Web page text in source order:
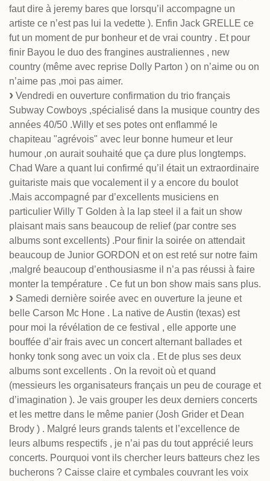
faut dire à jeremy bares que lorsqu’il accompagne un
artiste ce n’est pas lui la vedette ). Enfin Jack GRELLE ce
fut un moment de pur bonheur et de vrai country . Et pour
finir Bayou le duo des frangines australiennes , new
country (même avec reprise Dolly Parton ) on n’aime ou on
n’aime pas ,moi pas aimer.
Vendredi en ouverture confirmation du trio français
Subway Cowboys ,spécialisé dans la musique country des
années 40/50 .Willy et ses potes ont enflammé le
chapiteau "agrévois" avec leur bonne humeur et leur
humour ,on aurait souhaité que ça dure plus longtemps.
Chad Ware a quant lui confirmé qu’il était un extraordinaire
guitariste mais que vocalement il y a encore du boulot
.Mais accompagné par d’excellents musiciens en
particulier Willy T Golden à la lap steel il a fait un show
plaisant mais sans beaucoup de relief (par contre ses
albums sont excellents) .Pour finir la soirée on attendait
beaucoup de Junior GORDON et on est reté sur notre faim
,malgré beaucoup d’enthousiasme il n’a pas réussi à faire
monter la température . Ce fut un bon show mais sans plus.
Samedi dernière soirée avec en ouverture la jeune et
belle Carson Mc Hone . La native de Austin (texas) est
pour moi la révélation de ce festival , elle apporte une
bouffée d’air frais avec un concert alternant ballades et
honky tonk song avec un voix cla . Et de plus ses deux
albums sont excellents . On la revoit où et quand
(messieurs les organisateurs français un peu de courage et
d’imagination ). Je vais grouper les deux derniers concerts
et les mettre dans le même panier (Josh Grider et Dean
Brody ) . Malgré leurs grands talents et l’excellence de
leurs albums respectifs , je n’ai pas du tout apprécié leurs
concerts. Pourquoi vont ils chercher leurs batteurs chez les
bucherons ? Caisse claire et cymbales couvrant les voix